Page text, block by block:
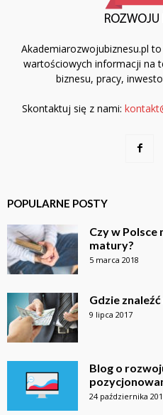
Akademiarozwojubiznesu.pl
wartościowych informacji na
biznesu, pracy,
Skontaktuj się z nami:
POPULARNE POSTY
Czy w Polsce
matury?
5 marca 2018
Gdzie
9 lipca 2017
Blog o
24 października